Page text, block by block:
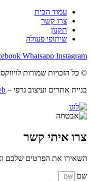
עמוד הבית
צרו קשר
תקנון
שיתופי פעולה
Whatsapp Instagram
© כל הזכויות שמורות
בניית אתרים ועיצוב גרפי –
צרו איתי קשר
השאירו את הפרטים שלכם
שם